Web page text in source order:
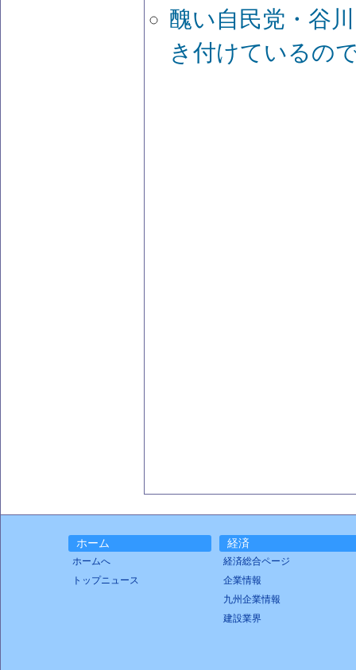
醜い自民党・谷
き付けているの
ホーム
ホームへ
トップニュース
経済
経済総合ページ
企業情報
九州企業情報
建設業界